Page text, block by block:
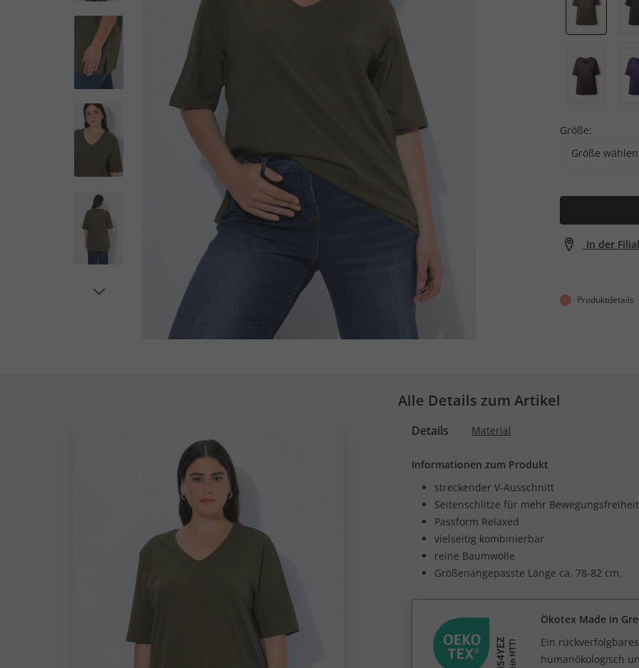
Größe:
Größe wählen
In der
Produktdetails
Alle Details zum Artikel
Details Material
Informationen zum Produkt
streckender V-Ausschnitt
Seitenschlitze für mehr Bewegungsfreiheit
Passform Relaxed
vielseitig kombinierbar
reine Baumwolle
Größenangepasste Länge ca. 78-82 cm.
Ökotex Made in
Ein
humanökologisch